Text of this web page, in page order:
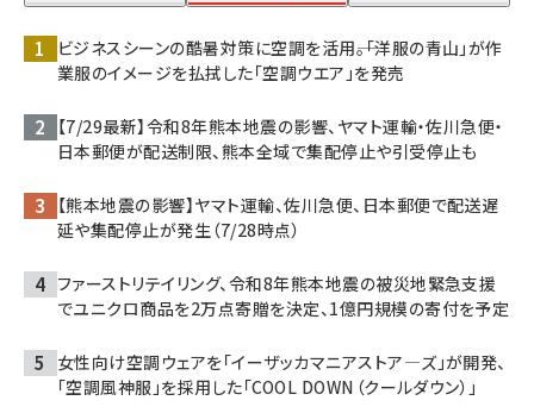
ビジネスシーンの酷暑対策に空調を活用――。「洋服の青山」が作
業服のイメージを払拭した「空調ウエア」を発売
【7/29最新】令和8年熊本地震の影響、ヤマト運輸・佐川急便・
日本郵便が配送制限、熊本全域で集配停止や引受停止も
【熊本地震の影響】ヤマト運輸、佐川急便、日本郵便で配送遅
延や集配停止が発生（7/28時点）
ファーストリテイリング、令和8年熊本地震の被災地緊急支援
でユニクロ商品を2万点寄贈を決定、1億円規模の寄付を予定
女性向け空調ウェアを「イーザッカマニアストア―ズ」が開発、
「空調風神服」を採用した「COOL DOWN（クールダウン）」